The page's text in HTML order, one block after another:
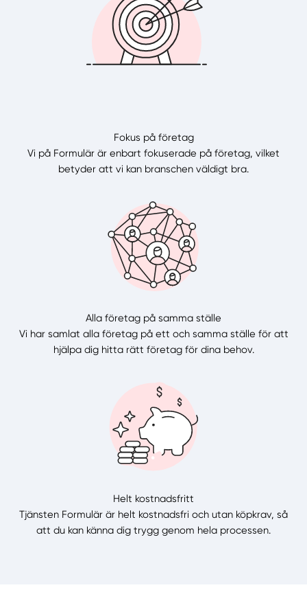
Fokus på företag
Vi på Formulär är enbart fokuserade på företag, vilket
betyder att vi kan branschen väldigt bra.
Alla företag på samma ställe
Vi har samlat alla företag på ett och samma ställe för att
hjälpa dig hitta rätt företag för dina behov.
Helt kostnadsfritt
Tjänsten Formulär är helt kostnadsfri och utan köpkrav, så
att du kan känna dig trygg genom hela processen.